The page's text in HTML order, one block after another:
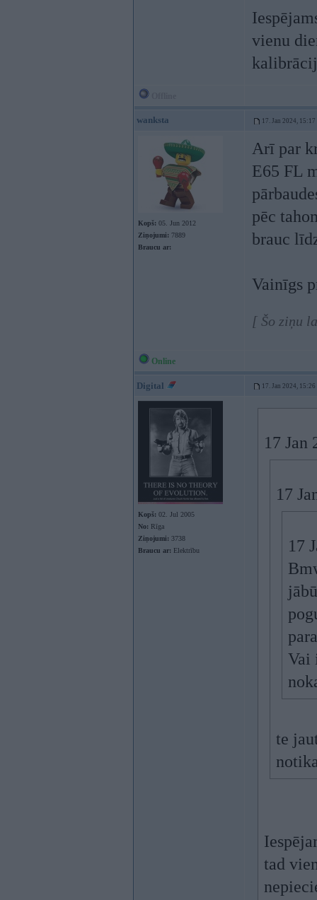
vienu
wanksta 17. Jan 2024, 15:17
Kopš: 05. Jun 2012
Ziņojumi: 7889
Braucu ar:
Arī par
E65 FL
pēc
brauc
Vainīgs
[ Šo ziņu
Online
Digital 17. Jan 2024, 15:26
Kopš: 02. Jul 2005
No: Rīga
Ziņojumi: 3738
Braucu ar: Elektrību
17 Jan
17
17
Vai
te
tad